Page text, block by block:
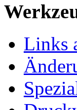
Links